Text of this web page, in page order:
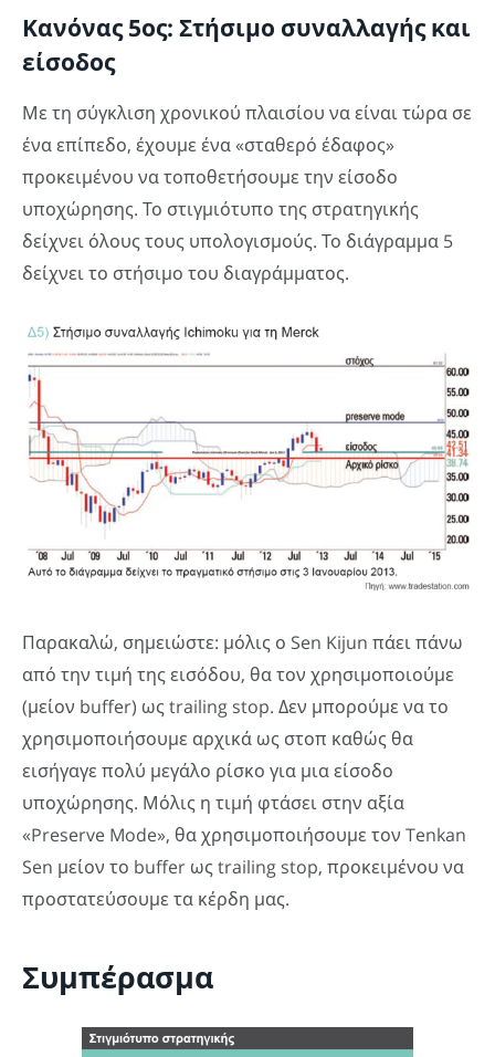
Κανόνας 5ος: Στήσιμο συναλλαγής και
είσοδος
Με τη σύγκλιση χρονικού πλαισίου να είναι τώρα σε
ένα επίπεδο, έχουμε ένα «σταθερό έδαφος»
προκειμένου να τοποθετήσουμε την είσοδο
υποχώρησης. Το στιγμιότυπο της στρατηγικής
δείχνει όλους τους υπολογισμούς. Το διάγραμμα 5
δείχνει το στήσιμο του διαγράμματος.
Παρακαλώ, σημειώστε: μόλις ο Sen Kijun πάει πάνω
από την τιμή της εισόδου, θα τον χρησιμοποιούμε
(μείον buffer) ως trailing stop. Δεν μπορούμε να το
χρησιμοποιήσουμε αρχικά ως στοπ καθώς θα
εισήγαγε πολύ μεγάλο ρίσκο για μια είσοδο
υποχώρησης. Μόλις η τιμή φτάσει στην αξία
«Preserve Mode», θα χρησιμοποιήσουμε τον Tenkan
Sen μείον το buffer ως trailing stop, προκειμένου να
προστατεύσουμε τα κέρδη μας.
Συμπέρασμα